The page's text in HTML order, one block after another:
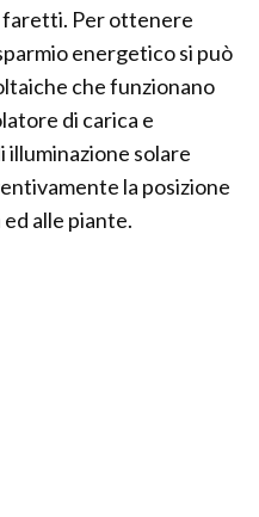
faretti. Per ottenere
energetico si può
che funzionano
di carica e
solare
la posizione
alle piante.